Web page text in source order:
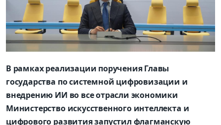
В рамках реализации поручения Главы
государства по системной цифровизации и
внедрению ИИ во все отрасли экономики
Министерство искусственного интеллекта и
цифрового развития запустил флагманскую